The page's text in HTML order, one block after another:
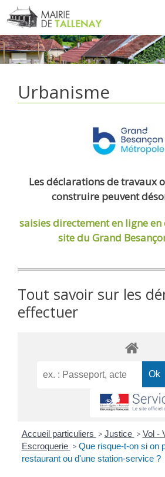
Aller
au
contenu
Urbanisme
Les déclarations de travaux
construire peuvent
saisies directement en ligneen
site du Grand
Tout savoir sur les
effectuer
Accueil particuliers > Justice > Vol -
Escroquerie > Que risque-t-on si on
restaurant ou d'une station-service ?